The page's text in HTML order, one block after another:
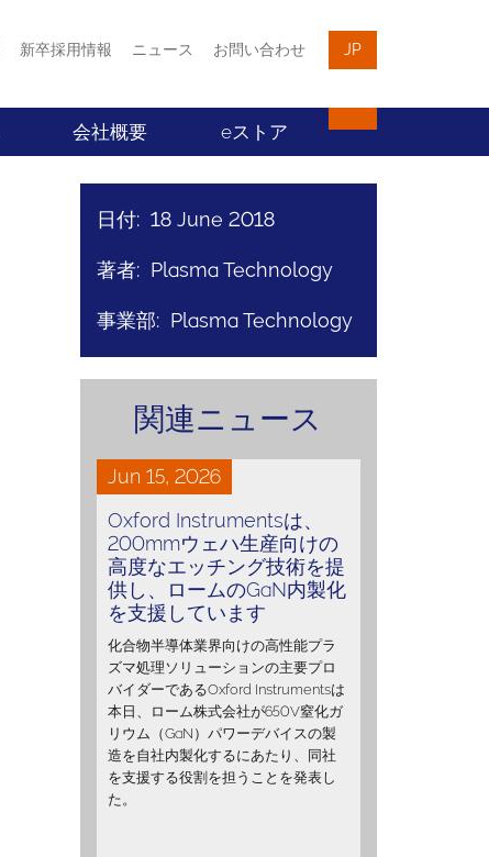
新卒採用情報 ニュース お問い合わせ JP
会社概要 eストア
日付: 18 June 2018
著者: Plasma Technology
事業部: Plasma Technology
関連ニュース
Jun 15, 2026
Oxford Instrumentsは、
200mmウェハ生産向けの
高度なエッチング技術を提
供し、ロームのGaN内製化
を支援しています
化合物半導体業界向けの高性能プラ
ズマ処理ソリューションの主要プロ
バイダーであるOxford Instrumentsは
本日、ローム株式会社が650V窒化ガ
リウム（GaN）パワーデバイスの製
造を自社内製化するにあたり、同社
を支援する役割を担うことを発表し
た。